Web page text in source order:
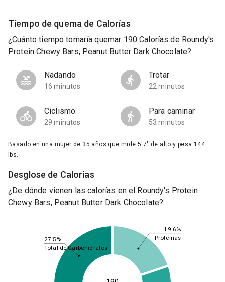
Tiempo de quema de Calorías
¿Cuánto tiempo tomaría quemar 190 Calorías de Roundy's
Protein Chewy Bars, Peanut Butter Dark Chocolate?
Nadando
16 minutos
Trotar
22 minutos
Ciclismo
29 minutos
Para caminar
53 minutos
Basado en una mujer de 35 años que mide 5'7" de alto y pesa 144
lbs.
Desglose de Calorías
¿De dónde vienen las calorías en el Roundy's Protein
Chewy Bars, Peanut Butter Dark Chocolate?
19.6%
27.5%
Proteínas
Total de Carbohidratos